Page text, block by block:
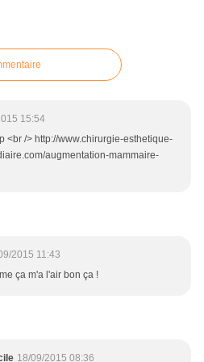
15:54
<br /> http://www.chirurgie-esthetique-
augmentation-mammaire-
2015 11:43
ça m'a l'air bon ça !
18/09/2015 08:36